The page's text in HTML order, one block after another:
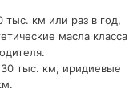
км или раз в год,
масла класса
тыс. км, иридиевые